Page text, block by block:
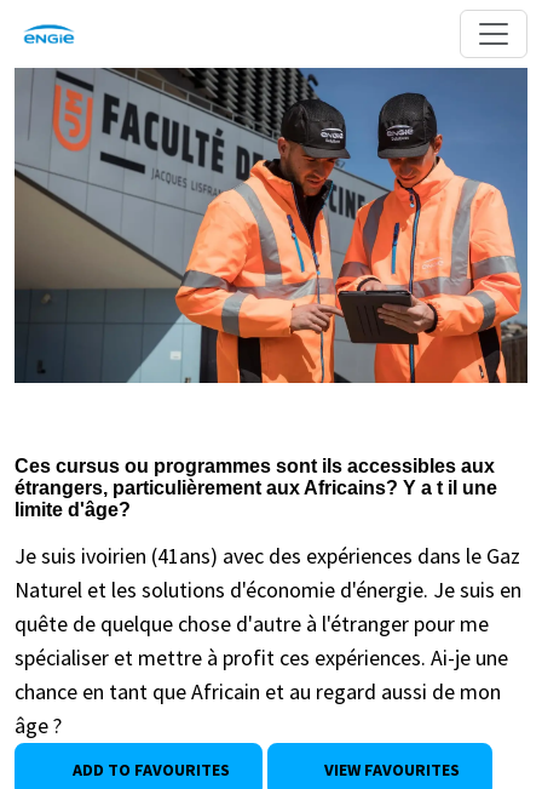
Ces cursus ou programmes sont ils accessibles aux
étrangers, particulièrement aux Africains? Y a t il une
limite d'âge?
Je suis ivoirien (41ans) avec des expériences dans le Gaz
Naturel et les solutions d'économie d'énergie. Je suis en
quête de quelque chose d'autre à l'étranger pour me
spécialiser et mettre à profit ces expériences. Ai-je une
chance en tant que Africain et au regard aussi de mon
âge ?
ADD TO FAVOURITES VIEW FAVOURITES